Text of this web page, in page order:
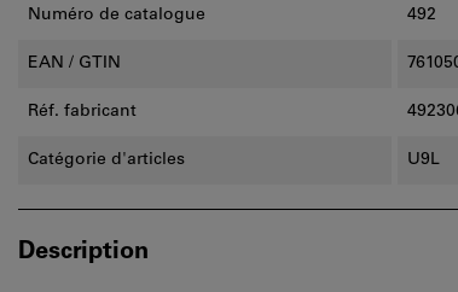
Numéro de catalogue 492
EAN / GTIN
Réf. fabricant
Catégorie d'articles U9L
Description